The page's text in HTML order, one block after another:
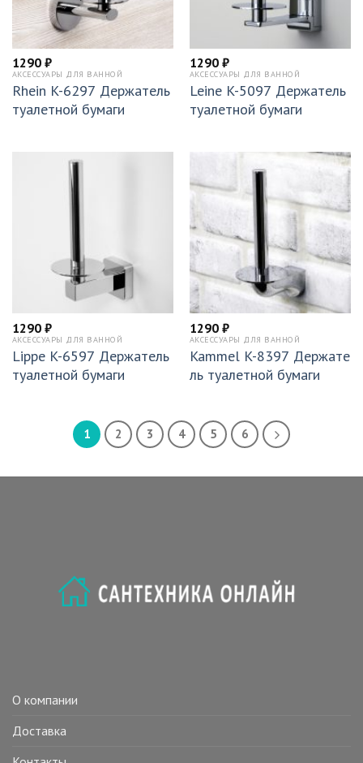
1290 ₽
АКСЕССУАРЫ ДЛЯ ВАННОЙ
Rhein K-6297 Держатель
туалетной бумаги
1290 ₽
АКСЕССУАРЫ ДЛЯ ВАННОЙ
Leine K-5097 Держатель
туалетной бумаги
1290 ₽
АКСЕССУАРЫ ДЛЯ ВАННОЙ
Lippe K-6597 Держатель
туалетной бумаги
1290 ₽
АКСЕССУАРЫ ДЛЯ ВАННОЙ
Kammel K-8397 Держате
ль туалетной бумаги
1 2 3 4 5 6
О компании
Доставка